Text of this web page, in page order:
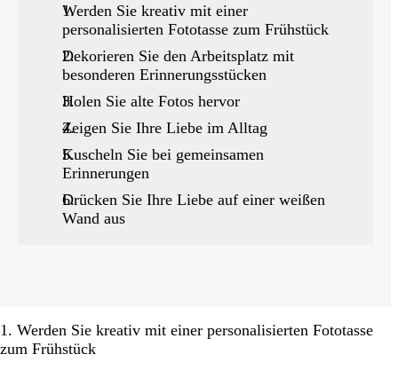
Werden Sie kreativ mit einer
personalisierten Fototasse zum Frühstück
Dekorieren Sie den Arbeitsplatz mit
besonderen Erinnerungsstücken
Holen Sie alte Fotos hervor
Zeigen Sie Ihre Liebe im Alltag
Kuscheln Sie bei gemeinsamen
Erinnerungen
Drücken Sie Ihre Liebe auf einer weißen
Wand aus
1. Werden Sie kreativ mit einer personalisierten Fototasse
zum Frühstück